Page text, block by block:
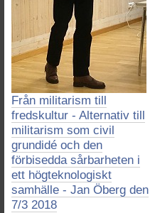
Från militarism till
fredskultur - Alternativ till
militarism som civil
grundidé och den
förbisedda sårbarheten i
ett högteknologiskt
samhälle - Jan Öberg den
7/3 2018